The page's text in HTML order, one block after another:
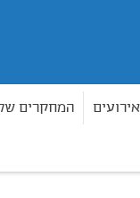
אירועים המחקרים